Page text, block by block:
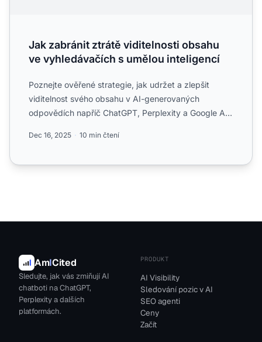
Jak zabránit ztrátě viditelnosti obsahu
ve vyhledávačích s umělou inteligencí
Poznejte ověřené strategie, jak udržet a zlepšit
viditelnost svého obsahu v AI-generovaných
odpovědích napříč ChatGPT, Perplexity a Google AI
Dec 16, 2025 10 min čtení
AmICited
Sledujte, jak vás zmiňují AI
chatboti na ChatGPT,
Perplexity a dalších
platformách.
PRODUKT
AI Visibility
Sledování pozic v AI
SEO agenti
Ceny
Začít